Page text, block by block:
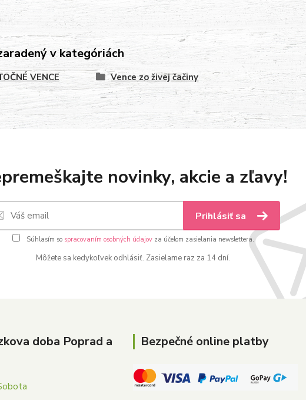
v kategóriách
VENCE Vence zo živej čačiny
novinky, akcie a zľavy!
Prihlásiť sa
Súhlasím so spracovaním osobných údajovza účelom zasielania newslettera.
Môžete sa kedykoľvek odhlásiť. Zasielame raz za 14 dní.
doba Poprad a
Bezpečné online platby